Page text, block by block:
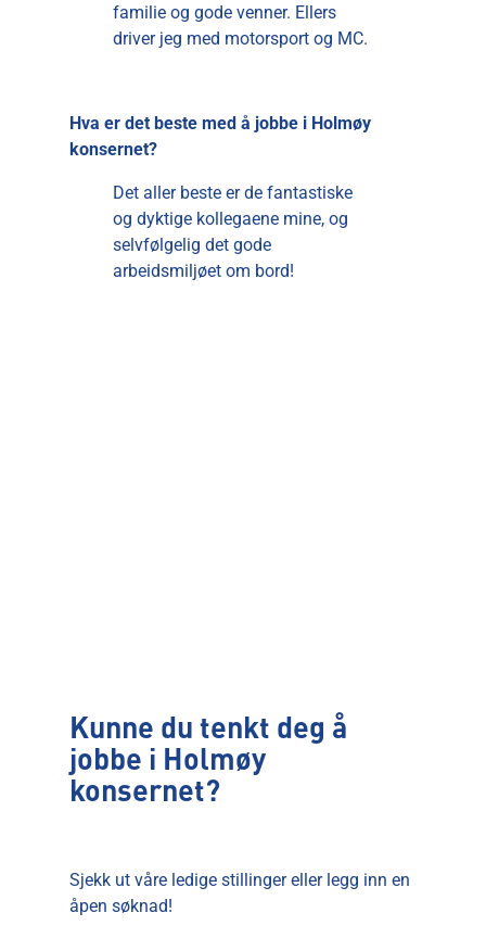
familie og gode venner. Ellers
driver jeg med motorsport og MC.
Hva er det beste med å jobbe i Holmøy
konsernet?
Det aller beste er de fantastiske
og dyktige kollegaene mine, og
selvfølgelig det gode
arbeidsmiljøet om bord!
Kunne du tenkt deg å
jobbe i Holmøy
konsernet?
Sjekk ut våre ledige stillinger eller legg inn en
åpen søknad!